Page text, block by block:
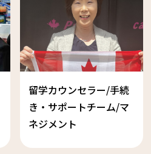
留学カウンセラー/手続
き・サポートチーム/マ
ネジメント